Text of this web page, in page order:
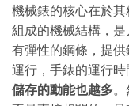
機械錶的核心在於
組成的機械結構，
有彈性的鋼條，提供
運行，手錶的運行
儲存的動能也越多